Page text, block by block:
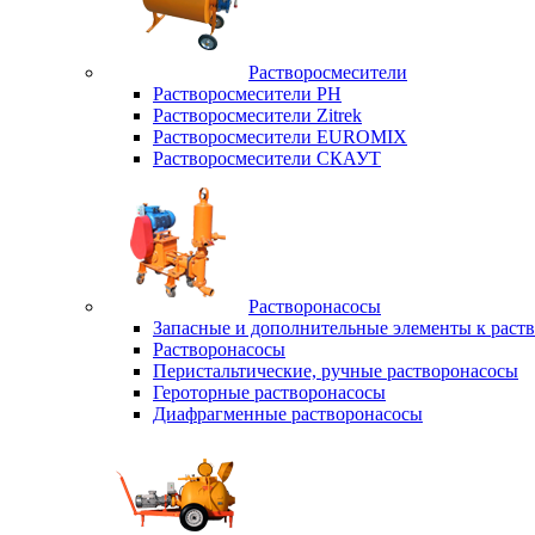
Растворосмесители
Растворосмесители РН
Растворосмесители Zitrek
Растворосмесители EUROMIX
Растворосмесители СКАУТ
Растворонасосы
Запасные и дополнительные элементы к
Растворонасосы
Перистальтические, ручные растворонасосы
Героторные растворонасосы
Диафрагменные растворонасосы